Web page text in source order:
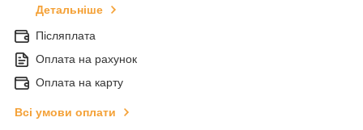
Детальніше
Післяплата
Оплата на рахунок
Оплата на карту
Всі умови оплати